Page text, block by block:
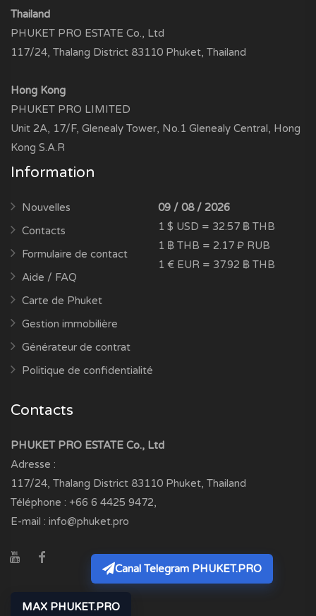
Thailand
PHUKET PRO ESTATE Co., Ltd
117/24, Thalang District 83110 Phuket, Thailand
Hong Kong
PHUKET PRO LIMITED
Unit 2A, 17/F, Glenealy Tower, No.1 Glenealy Central, Hong
Kong S.A.R
Information
Nouvelles
Contacts
Formulaire de contact
Aide / FAQ
Carte de Phuket
Gestion immobilière
Générateur de contrat
Politique de confidentialité
09 / 08 / 2026
1 $ USD = 32.57 ฿ THB
1 ฿ THB = 2.17 ₽ RUB
1 € EUR = 37.92 ฿ THB
Contacts
PHUKET PRO ESTATE Co., Ltd
Adresse :
117/24, Thalang District 83110 Phuket, Thailand
Téléphone : +66 6 4425 9472
E-mail : info@phuket.pro
Canal Telegram PHUKET.PRO
MAX PHUKET.PRO